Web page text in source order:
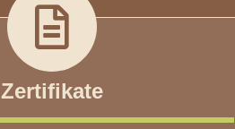
Zertifikate